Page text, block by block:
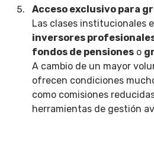
Acceso exclusivo para
Las clases institucionales
inversores
fondos de pensiones o
A cambio de un mayor
ofrecen condiciones
como comisiones
herramientas de gestión